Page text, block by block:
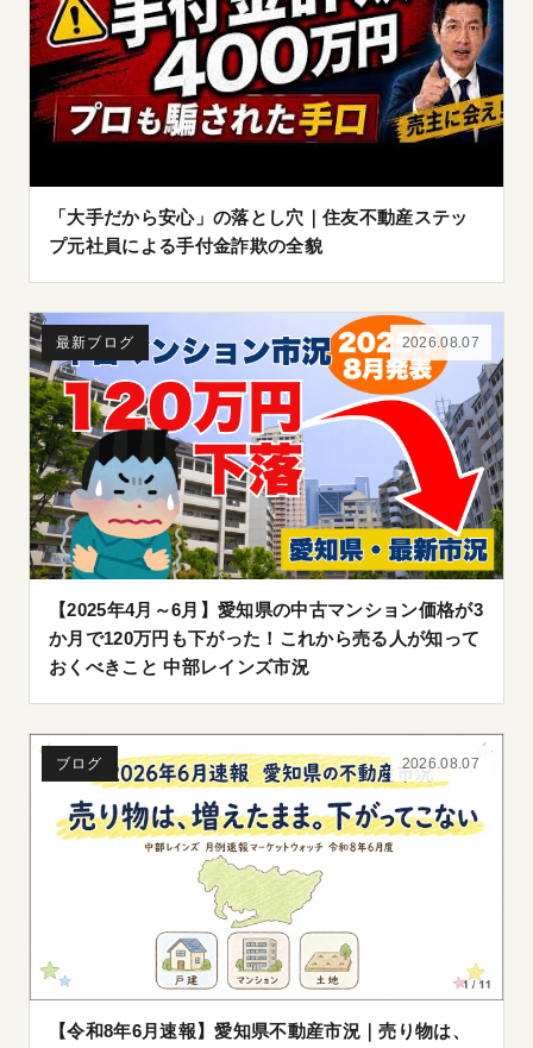
「大手だから安心」の落とし穴｜住友不動産ステッ
プ元社員による手付金詐欺の全貌
最新ブログ 2026.08.07
【2025年4月～6月】愛知県の中古マンション価格が3
か月で120万円も下がった！これから売る人が知って
おくべきこと 中部レインズ市況
ブログ 2026.08.07
【令和8年6月速報】愛知県不動産市況｜売り物は、